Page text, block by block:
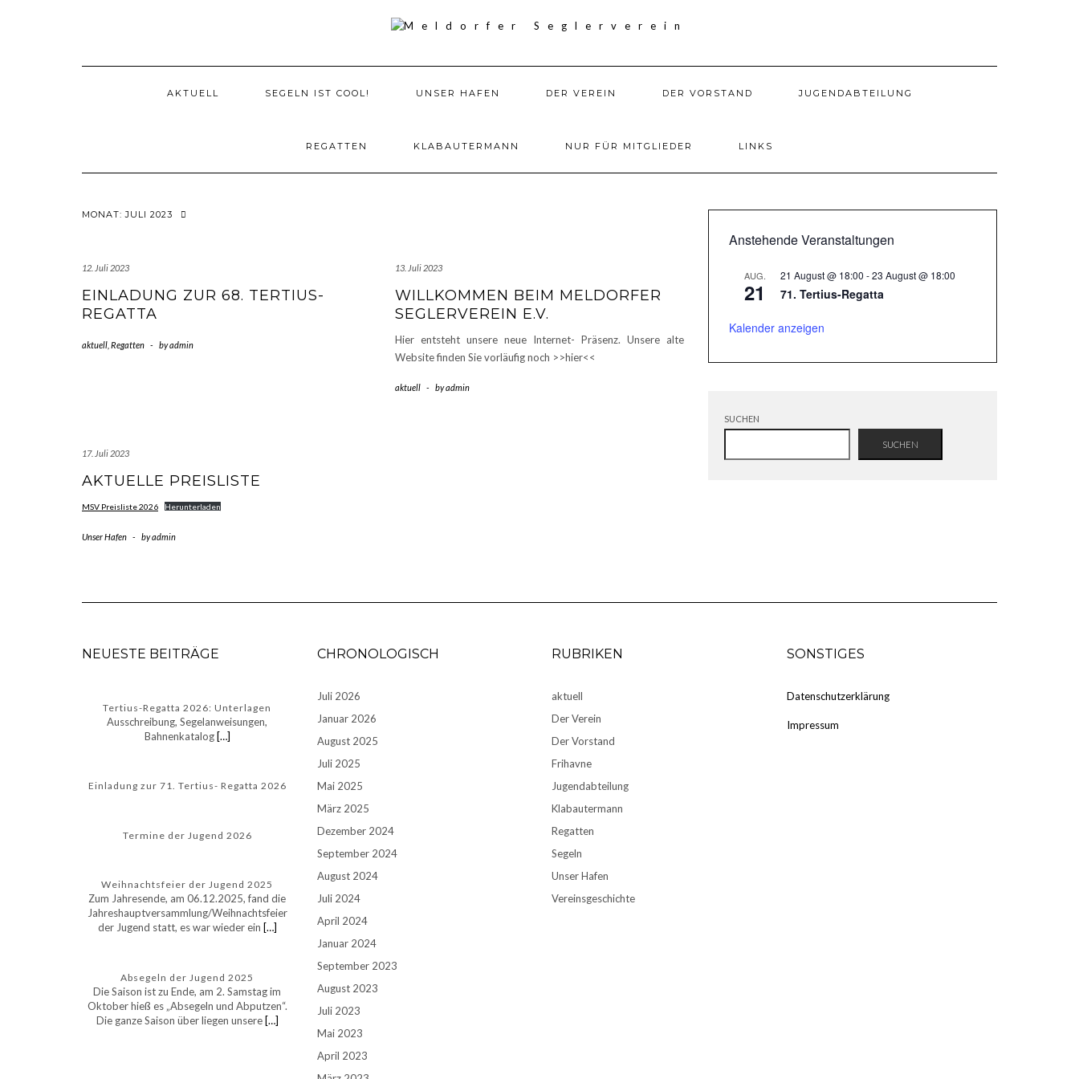
AKTUELL SEGELN IST COOL! UNSER HAFEN DER VEREIN DER VORSTAND JUGENDABTEILUNG
REGATTEN KLABAUTERMANN NUR FÜR MITGLIEDER LINKS
MONAT:JULI 2023
12. Juli 2023
EINLADUNG ZUR 68. TERTIUS-
REGATTA
aktuell Regatten - byadmin
13. Juli 2023
WILLKOMMEN BEIM MELDORFER
SEGLERVEREIN E.V.
Hier entsteht unsere neue Internet- Präsenz. Unsere alte
Website finden Sie vorläufig noch >>hier<<
aktuell - byadmin
17. Juli 2023
AKTUELLE PREISLISTE
MSV Preisliste 2026 Herunterladen
Unser Hafen - byadmin
Anstehende Veranstaltungen
AUG.
21
21 August @ 18:00 -23 August @ 18:00
71. Tertius-Regatta
Kalender anzeigen
SUCHEN
SUCHEN
NEUESTE BEITRÄGE
Tertius-Regatta 2026: Unterlagen
Ausschreibung, Segelanweisungen,
Bahnenkatalog […]
Einladung zur 71. Tertius- Regatta 2026
Termine der Jugend 2026
Weihnachtsfeier der Jugend 2025
Zum Jahresende, am 06.12.2025, fand die
Jahreshauptversammlung/Weihnachtsfeier
der Jugend statt, es war wieder ein […]
Absegeln der Jugend 2025
Die Saison ist zu Ende, am 2. Samstag im
Oktober hieß es „Absegeln und Abputzen“.
Die ganze Saison über liegen unsere […]
CHRONOLOGISCH
Juli 2026
Januar 2026
August 2025
Juli 2025
Mai 2025
März 2025
Dezember 2024
September 2024
August 2024
Juli 2024
April 2024
Januar 2024
September 2023
August 2023
Juli 2023
Mai 2023
April 2023
RUBRIKEN
aktuell
Der Verein
Der Vorstand
Frihavne
Jugendabteilung
Klabautermann
Regatten
Segeln
Unser Hafen
Vereinsgeschichte
SONSTIGES
Datenschutzerklärung
Impressum